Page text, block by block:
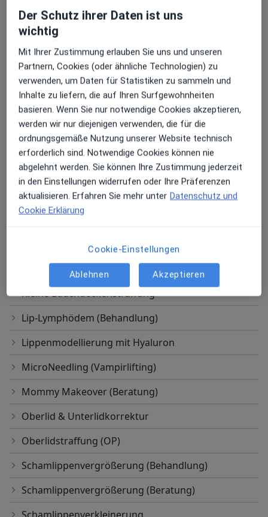
Gynäkomastie Männerbrust (Beratung)
Gynäkomastie Männerbrust (Operation)
Handchirurgie (Beratung)
Hauttransplantation (Beratung)
Hyaluronsäurebehandlung (Filler)
Hyperhidrose / Übermäßiges Schwitzen
(Behandlung)
Hyperhidrose / Übermäßiges Schwitzen (Beratung)
Intimbehandlungen (Beratung)
Intimchirurgie (Beratung)
Intimchirurgie für Frauen (Beratung)
Intimästhetik
Kleine Bauchdeckenstraffung
Lip-Lymphödem (Behandlung)
Lippenmodellierung mit Hyaluron
MicroNeedling (Vampirlifting)
Mommy Makeover (Beratung)
Oberlid & Unterlidkorrektur
Oberlidstraffung (OP)
Schamlippenvergrößerung (Behandlung)
Schamlippenvergrößerung (Beratung)
Der Schutz ihrer Daten ist uns
wichtig
Mit Ihrer Zustimmung erlauben Sie uns und unseren
Partnern, Cookies (oder ähnliche Technologien) zu
verwenden, um Daten für Statistiken zu sammeln und
Inhalte zu liefern, die auf Ihren Surfgewohnheiten
basieren. Wenn Sie nur notwendige Cookies akzeptieren,
werden wir nur diejenigen verwenden, die für die
ordnungsgemäße Nutzung unserer Website technisch
erforderlich sind. Notwendige Cookies können nie
abgelehnt werden. Sie können Ihre Zustimmung jederzeit
in den Einstellungen widerrufen oder Ihre Präferenzen
aktualisieren. Erfahren Sie mehr unter Datenschutz und
Cookie Erklärung
Cookie-Einstellungen
Ablehnen Akzeptieren